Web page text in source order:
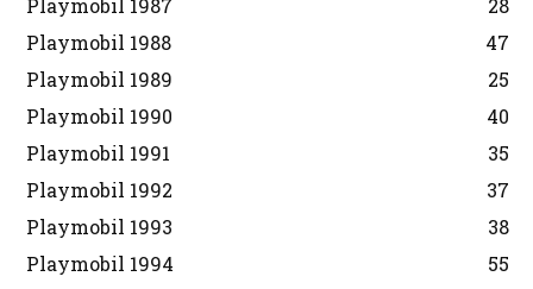
Playmobil 1988
47
Playmobil 1989
25
Playmobil 1990
40
Playmobil 1991
35
Playmobil 1992
37
Playmobil 1993
38
Playmobil 1994
55